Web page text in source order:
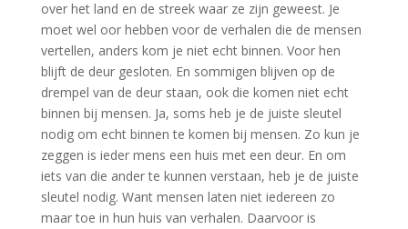
over het land en de streek waar ze zijn geweest. Je
moet wel oor hebben voor de verhalen die de mensen
vertellen, anders kom je niet echt binnen. Voor hen
blijft de deur gesloten. En sommigen blijven op de
drempel van de deur staan, ook die komen niet echt
binnen bij mensen. Ja, soms heb je de juiste sleutel
nodig om echt binnen te komen bij mensen. Zo kun je
zeggen is ieder mens een huis met een deur. En om
iets van die ander te kunnen verstaan, heb je de juiste
sleutel nodig. Want mensen laten niet iedereen zo
maar toe in hun huis van verhalen. Daarvoor is